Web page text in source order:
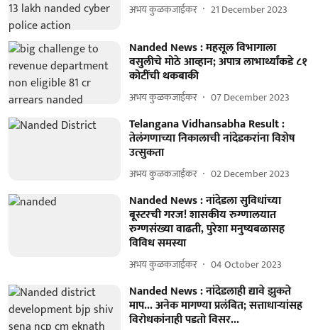
अभय कुळकजाईकर 21 December 2023
Nanded News : महसूल विभागाला
वसुलीचे मोठे आव्हान; अपात्र लाभार्थ्यांकडे ८१
कोटींची थकबाकी
अभय कुळकजाईकर 07 December 2023
Telangana Vidhansabha Result :
तेलंगणाच्या निकालाची नांदेडकरांना विशेष
उत्सुकता
अभय कुळकजाईकर 02 December 2023
Nanded News : नांदेडला सुविधांच्या
बूस्टरची गरज! शासकीय रुग्णालयात
रुग्णसंख्या वाढती, पुरेशा मनुष्यबळासह
विविध समस्या
अभय कुळकजाईकर 04 October 2023
Nanded News : नांदेडलाही द्यावे झुकते
माप... अनेक मागण्या प्रलंबित; सत्ताधाऱ्यांसह
विरोधकांनाही पडतो विसर...